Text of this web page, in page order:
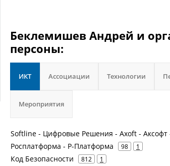
Беклемишев Андрей и
персоны:
ИКТ Ассоциации Технологии
Мероприятия
Softline - Цифровые Решения - Axoft -
Росплатформа - Р-Платформа 98 1
Код Безопасности 812 1